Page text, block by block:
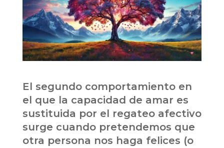
El segundo comportamiento en
el que la capacidad de amar es
sustituida por el regateo afectivo
surge cuando pretendemos que
otra persona nos haga felices (o